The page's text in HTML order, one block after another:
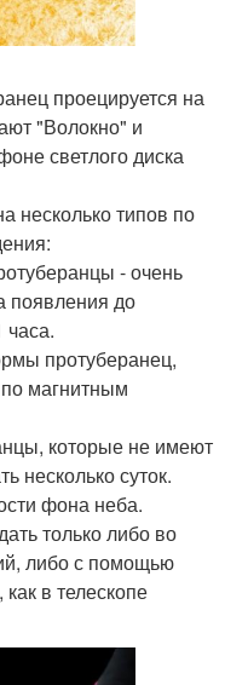
проецируется на
"Волокно" и
светлого диска
несколько типов по
- очень
появления до
часа.
протуберанец,
магнитным
которые не имеют
несколько суток.
фона неба.
только либо во
либо с помощью
в телескопе